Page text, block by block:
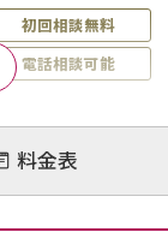
初回相談無料
電話相談可能
離婚裁判
モラハラ
料金表